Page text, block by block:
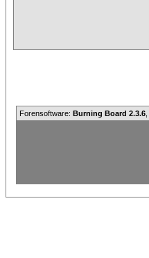
Forensoftware: Burning Board 2.3.6